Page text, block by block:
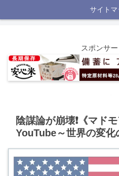
サイトマ
スポンサ
陰謀論が崩壊❗《マド
YouTube～世界の変化